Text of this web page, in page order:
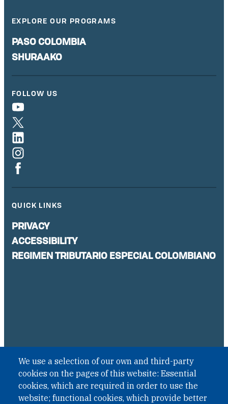
We use a selection of our own and third-party
cookies on the pages of this website: Essential
cookies, which are required in order to use the
website; functional cookies, which provide better
EXPLORE OUR PROGRAMS
PASO COLOMBIA
SHURAAKO
FOLLOW US
QUICK LINKS
PRIVACY
ACCESSIBILITY
REGIMEN TRIBUTARIO ESPECIAL COLOMBIANO
Email:pasocolombia@oneearthfuture.org
Website:pasocolombia.org